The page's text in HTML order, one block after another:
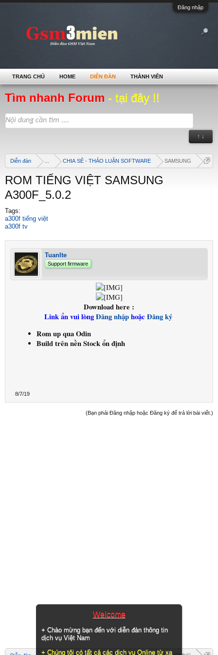
Đăng nhập
Tìm nhanh Forum - tại đây !!
↑ ↓
Diễn đàn CHIA SẺ - THẢO LUẬN SOFTWARE SAMSUNG
Welcome
+ Chào mừng bạn đến với diễn đàn thông tin
dịch vụ Việt Nam
+ Chúng tôi có tất cả các dịch vụ Online từ xa
ROM TIẾNG VIỆT SAMSUNG
A300F_5.0.2
Tags:
a300f tiếng việt
a300f tv
Tuanlte
Support firmware
Download here :
Link ẩn vui lòngĐăng nhậphoặc Đăng ký
Rom up qua Odin
Build trên nền Stock ổn định
8/7/19
(Bạn phải Đăng nhập hoặc Đăng ký để trả lời bài viết.)
TRANG CHỦ HOME DIỄN ĐÀN THÀNH VIÊN